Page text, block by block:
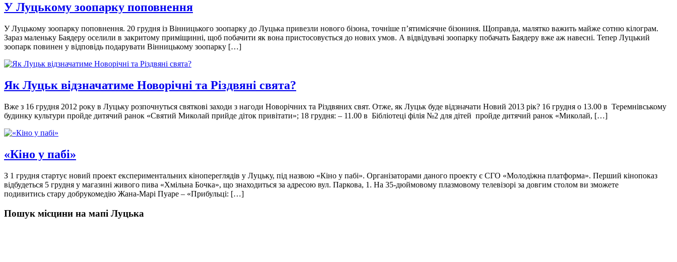
У Луцькому зоопарку поповнення
У Луцькому зоопарку поповнення. 20 грудня із Вінницького зоопарку до Луцька привезли нового бізона, точніше п’ятимісячне бізониня. Щоправда, малятко важить майже сотню кілограм.
Зараз маленьку Баядеру оселили в закритому приміщинні, щоб побачити як вона пристосовується до нових умов. А відвідувачі зоопарку побачать Баядеру вже аж навесні. Тепер Луцький
зоопарк повинен у відповідь подарувати Вінницькому зоопарку […]
Як Луцьк відзначатиме Новорічні та Різдвяні свята?
Вже з 16 грудня 2012 року в Луцьку розпочнуться святкові заходи з нагоди Новорічних та Різдвяних свят. Отже, як Луцьк буде відзначати Новий 2013 рік? 16 грудня о 13.00 в Теремнівському
будинку культури пройде дитячий ранок «Святий Миколай прийде діток привітати»; 18 грудня: – 11.00 в Бібліотеці філія №2 для дітей пройде дитячий ранок «Миколай, […]
«Кіно у пабі»
З 1 грудня стартує новий проект експериментальних кінопереглядів у Луцьку, під назвою «Кіно у пабі». Організаторами даного проекту є СГО «Молодіжна платформа». Перший кінопоказ
відбудеться 5 грудня у магазині живого пива «Хмільна Бочка», що знаходиться за адресою вул. Паркова, 1. На 35-дюймовому плазмовому телевізорі за довгим столом ви зможете
подивитись стару добрукомедію Жана-Марі Пуаре – «Прибульці: […]
Пошук місцини на мапі Луцька